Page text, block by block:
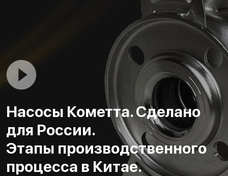
Насосы Кометта. Сделано
для России.
Этапы производственного
процесса в Китае.